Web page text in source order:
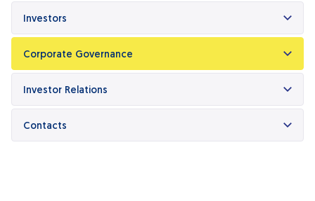
Investors
Corporate Governance
Investor Relations
Contacts